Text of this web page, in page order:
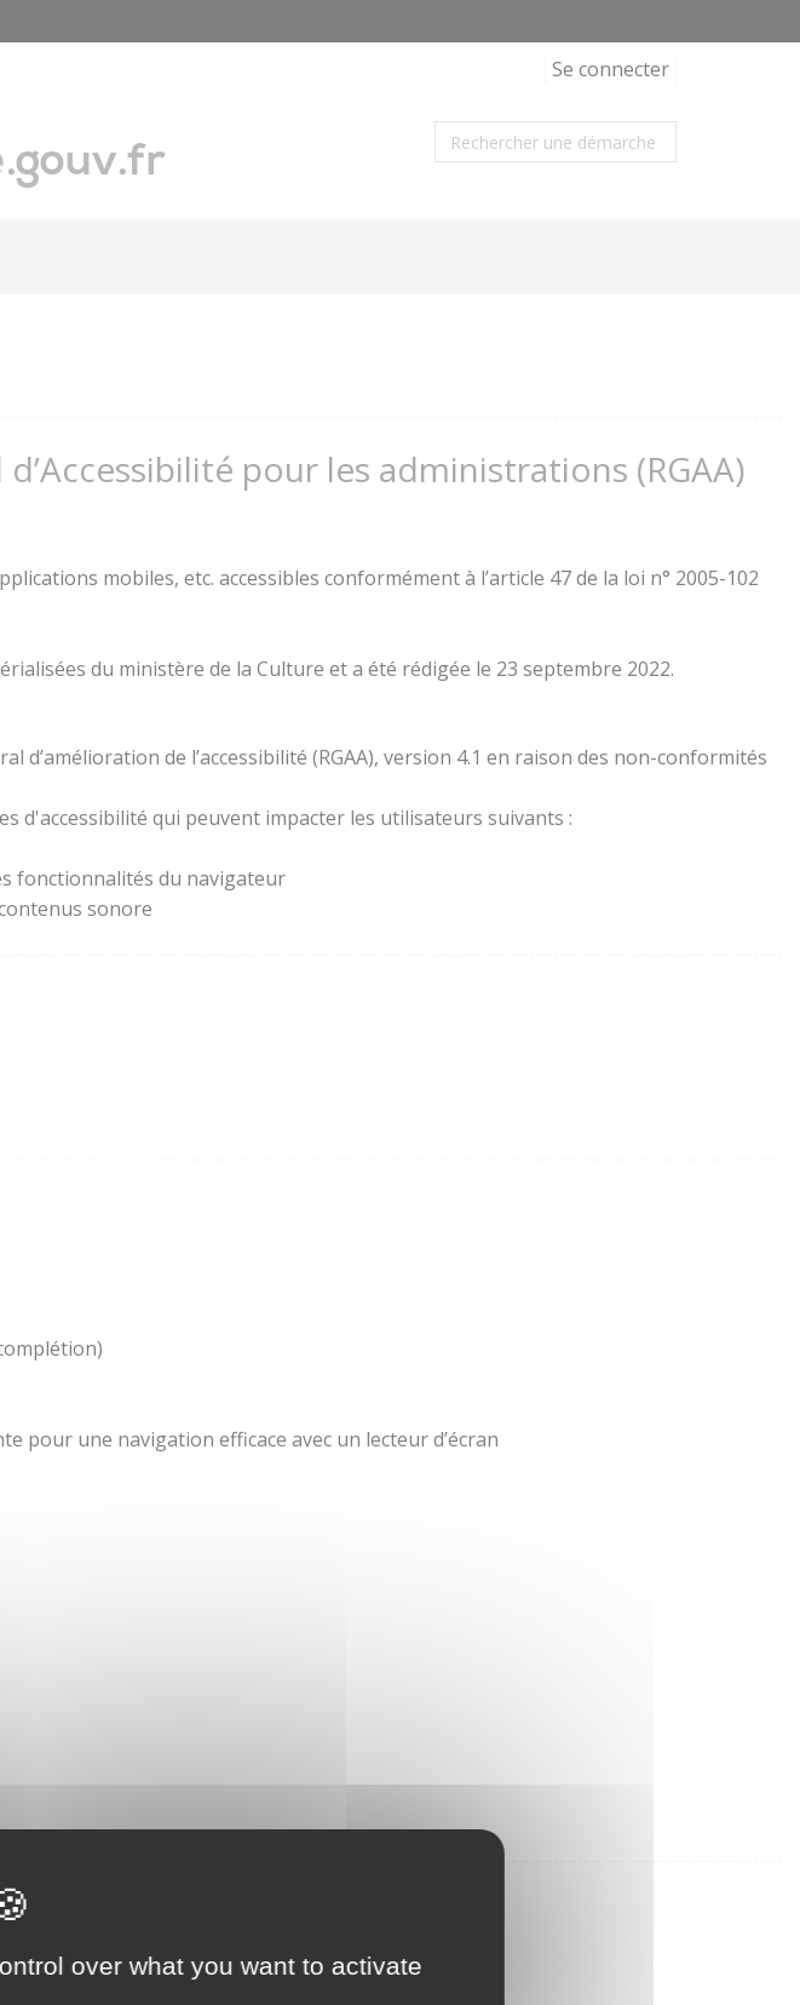
over what you want to activate
Se connecter
pour les administrations (RGAA)
mobiles, etc. accessibles conformément à l’article 47 de la loi n° 2005-102
du ministère de la Culture et a été rédigée le 23 septembre 2022.
de l’accessibilité (RGAA), version 4.1 en raison des non-conformités
d'accessibilité qui peuvent impacter les utilisateurs suivants :
fonctionnalités du navigateur
sonore
pour une navigation efficace avec un lecteur d’écran